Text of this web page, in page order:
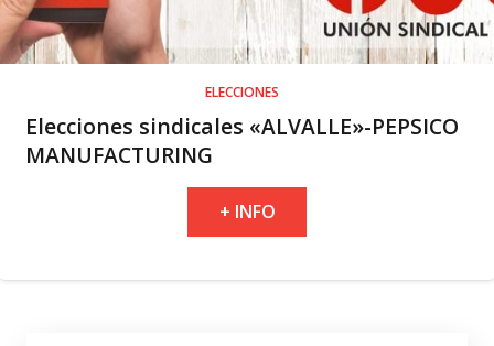
ELECCIONES
Elecciones sindicales «ALVALLE»-PEPSICO
MANUFACTURING
+ INFO